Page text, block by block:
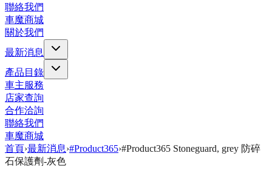
聯絡我們
車魔商城
關於我們
最新消息
產品目錄
車主服務
店家查詢
合作洽詢
聯絡我們
車魔商城
首頁›最新消息›#Product365›#Product365 Stoneguard, grey 防碎
石保護劑-灰色